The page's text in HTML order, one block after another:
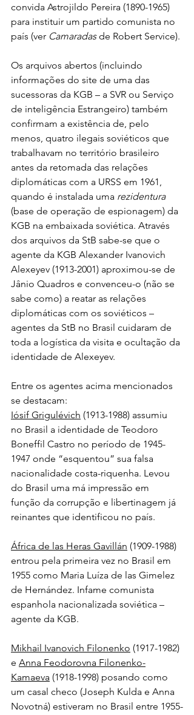
convida Astrojildo Pereira (1890-1965)
para instituir um partido comunista no
país (ver Camaradas de Robert Service).
Os arquivos abertos (incluindo
informações do site de uma das
sucessoras da KGB – a SVR ou Serviço
de inteligência Estrangeiro) também
confirmam a existência de, pelo
menos, quatro ilegais soviéticos que
trabalhavam no território brasileiro
antes da retomada das relações
diplomáticas com a URSS em 1961,
quando é instalada uma rezidentura
(base de operação de espionagem) da
KGB na embaixada soviética. Através
dos arquivos da StB sabe-se que o
agente da KGB Alexander Ivanovich
Alexeyev (1913-2001) aproximou-se de
Jânio Quadros e convenceu-o (não se
sabe como) a reatar as relações
diplomáticas com os soviéticos –
agentes da StB no Brasil cuidaram de
toda a logística da visita e ocultação da
identidade de Alexeyev.
Entre os agentes acima mencionados
se destacam:
Iósif Grigulévich (1913-1988) assumiu
no Brasil a identidade de Teodoro
Boneffil Castro no período de 1945-
1947 onde “esquentou” sua falsa
nacionalidade costa-riquenha. Levou
do Brasil uma má impressão em
função da corrupção e libertinagem já
reinantes que identificou no país.
África de las Heras Gavillán (1909-1988)
entrou pela primeira vez no Brasil em
1955 como Maria Luíza de las Gimelez
de Hernández. Infame comunista
espanhola nacionalizada soviética –
agente da KGB.
Mikhail Ivanovich Filonenko (1917-1982)
e Anna Feodorovna Filonenko-
Kamaeva (1918-1998) posando como
um casal checo (Joseph Kulda e Anna
Novotná) estiveram no Brasil entre 1955-